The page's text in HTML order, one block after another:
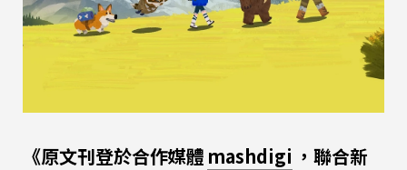
《原文刊登於合作媒體 mashdigi ，聯合新